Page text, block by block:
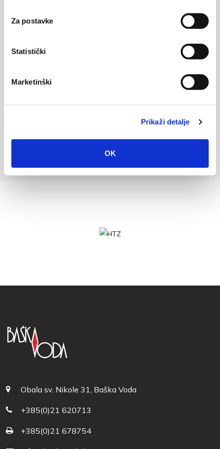
Za postavke
Statistički
Marketinški
Prikaži detalje
OK
Obala sv. Nikole 31, Baška Voda
+385(0)21 620713
+385(0)21 678754